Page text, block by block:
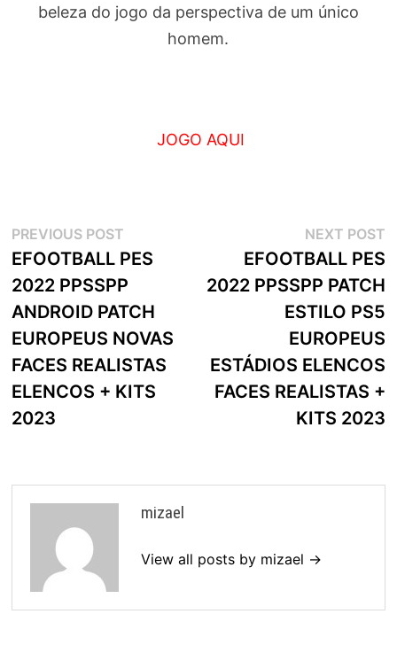
beleza do jogo da perspectiva de um único
homem.
JOGO AQUI
Navegação
de
artigos
PREVIOUS POSTPrevious
post:
EFOOTBALL PES
2022 PPSSPP
ANDROID PATCH
EUROPEUS NOVAS
FACES REALISTAS
ELENCOS + KITS
2023
NEXT POST
EFOOTBALL PES
2022 PPSSPP PATCH
ESTILO PS5
EUROPEUS
ESTÁDIOS ELENCOS
FACES REALISTAS +
KITS 2023
mizael
View all posts by mizael →